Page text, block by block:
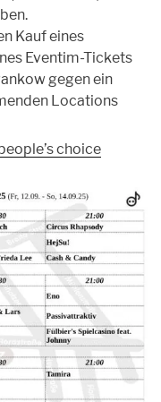
Kauf eines
Eventim-Tickets
gegen ein
Locations
choice